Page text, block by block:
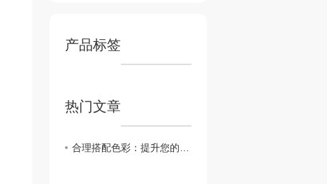
产品标签
热门文章
合理搭配色彩：提升您的贵州网站设计